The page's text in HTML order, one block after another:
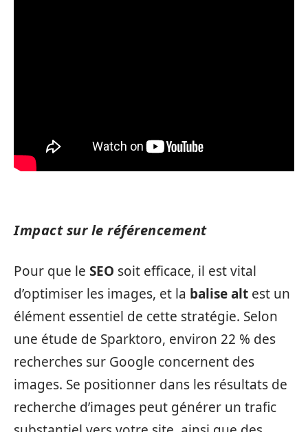
Impact sur le référencement
Pour que le SEO soit efficace, il est vital
d’optimiser les images, et la balise alt est un
élément essentiel de cette stratégie. Selon
une étude de Sparktoro, environ 22 % des
recherches sur Google concernent des
images. Se positionner dans les résultats de
recherche d’images peut générer un trafic